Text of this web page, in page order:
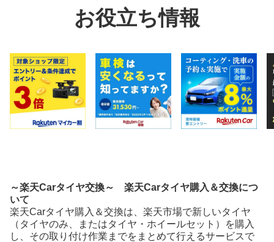
お役立ち情報
～楽天Carタイヤ交換～ 楽天Carタイヤ購入＆交換につ
いて
楽天Carタイヤ購入＆交換は、楽天市場で新しいタイヤ
（タイヤのみ、またはタイヤ・ホイールセット）を購入
し、その取り付け作業までをまとめて行えるサービスで